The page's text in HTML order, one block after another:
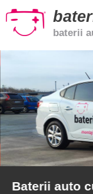
baterii
Baterii
moto
Baterii
de
camion
Baterii auto